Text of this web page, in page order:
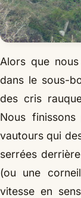
Alors que
dans le sous-
des cris
Nous
vautours qui
serrées
(ou une
vitesse en